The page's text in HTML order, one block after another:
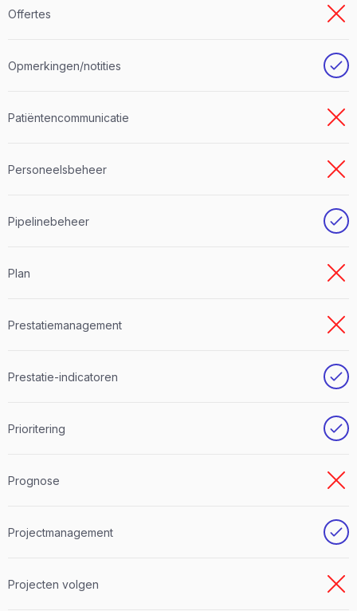
Offertes
Opmerkingen/notities
Patiëntencommunicatie
Personeelsbeheer
Pipelinebeheer
Plan
Prestatiemanagement
Prestatie-indicatoren
Prioritering
Prognose
Projectmanagement
Projecten volgen